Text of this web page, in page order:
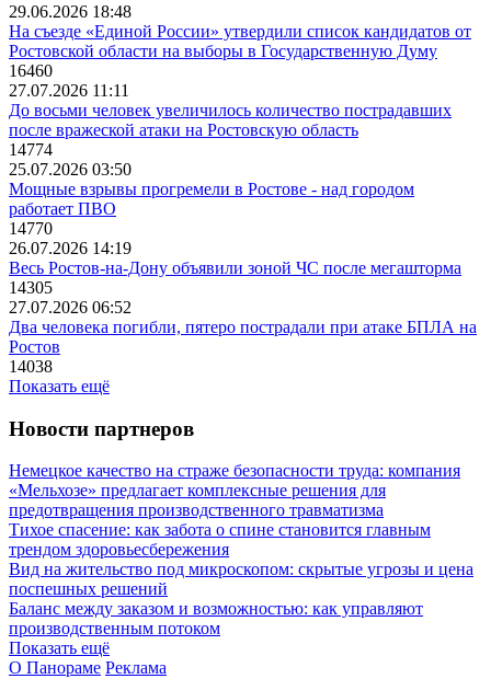
29.06.2026 18:48
На съезде «Единой России» утвердили список кандидатов от
Ростовской области на выборы в Государственную Думу
16460
27.07.2026 11:11
До восьми человек увеличилось количество пострадавших
после вражеской атаки на Ростовскую область
14774
25.07.2026 03:50
Мощные взрывы прогремели в Ростове - над городом
работает ПВО
14770
26.07.2026 14:19
Весь Ростов-на-Дону объявили зоной ЧС после мегашторма
14305
27.07.2026 06:52
Два человека погибли, пятеро пострадали при атаке БПЛА на
Ростов
14038
Показать ещё
Новости партнеров
Немецкое качество на страже безопасности труда: компания
«Мельхозе» предлагает комплексные решения для
предотвращения производственного травматизма
Тихое спасение: как забота о спине становится главным
трендом здоровьесбережения
Вид на жительство под микроскопом: скрытые угрозы и цена
поспешных решений
Баланс между заказом и возможностью: как управляют
производственным потоком
Показать ещё
О Панораме Реклама